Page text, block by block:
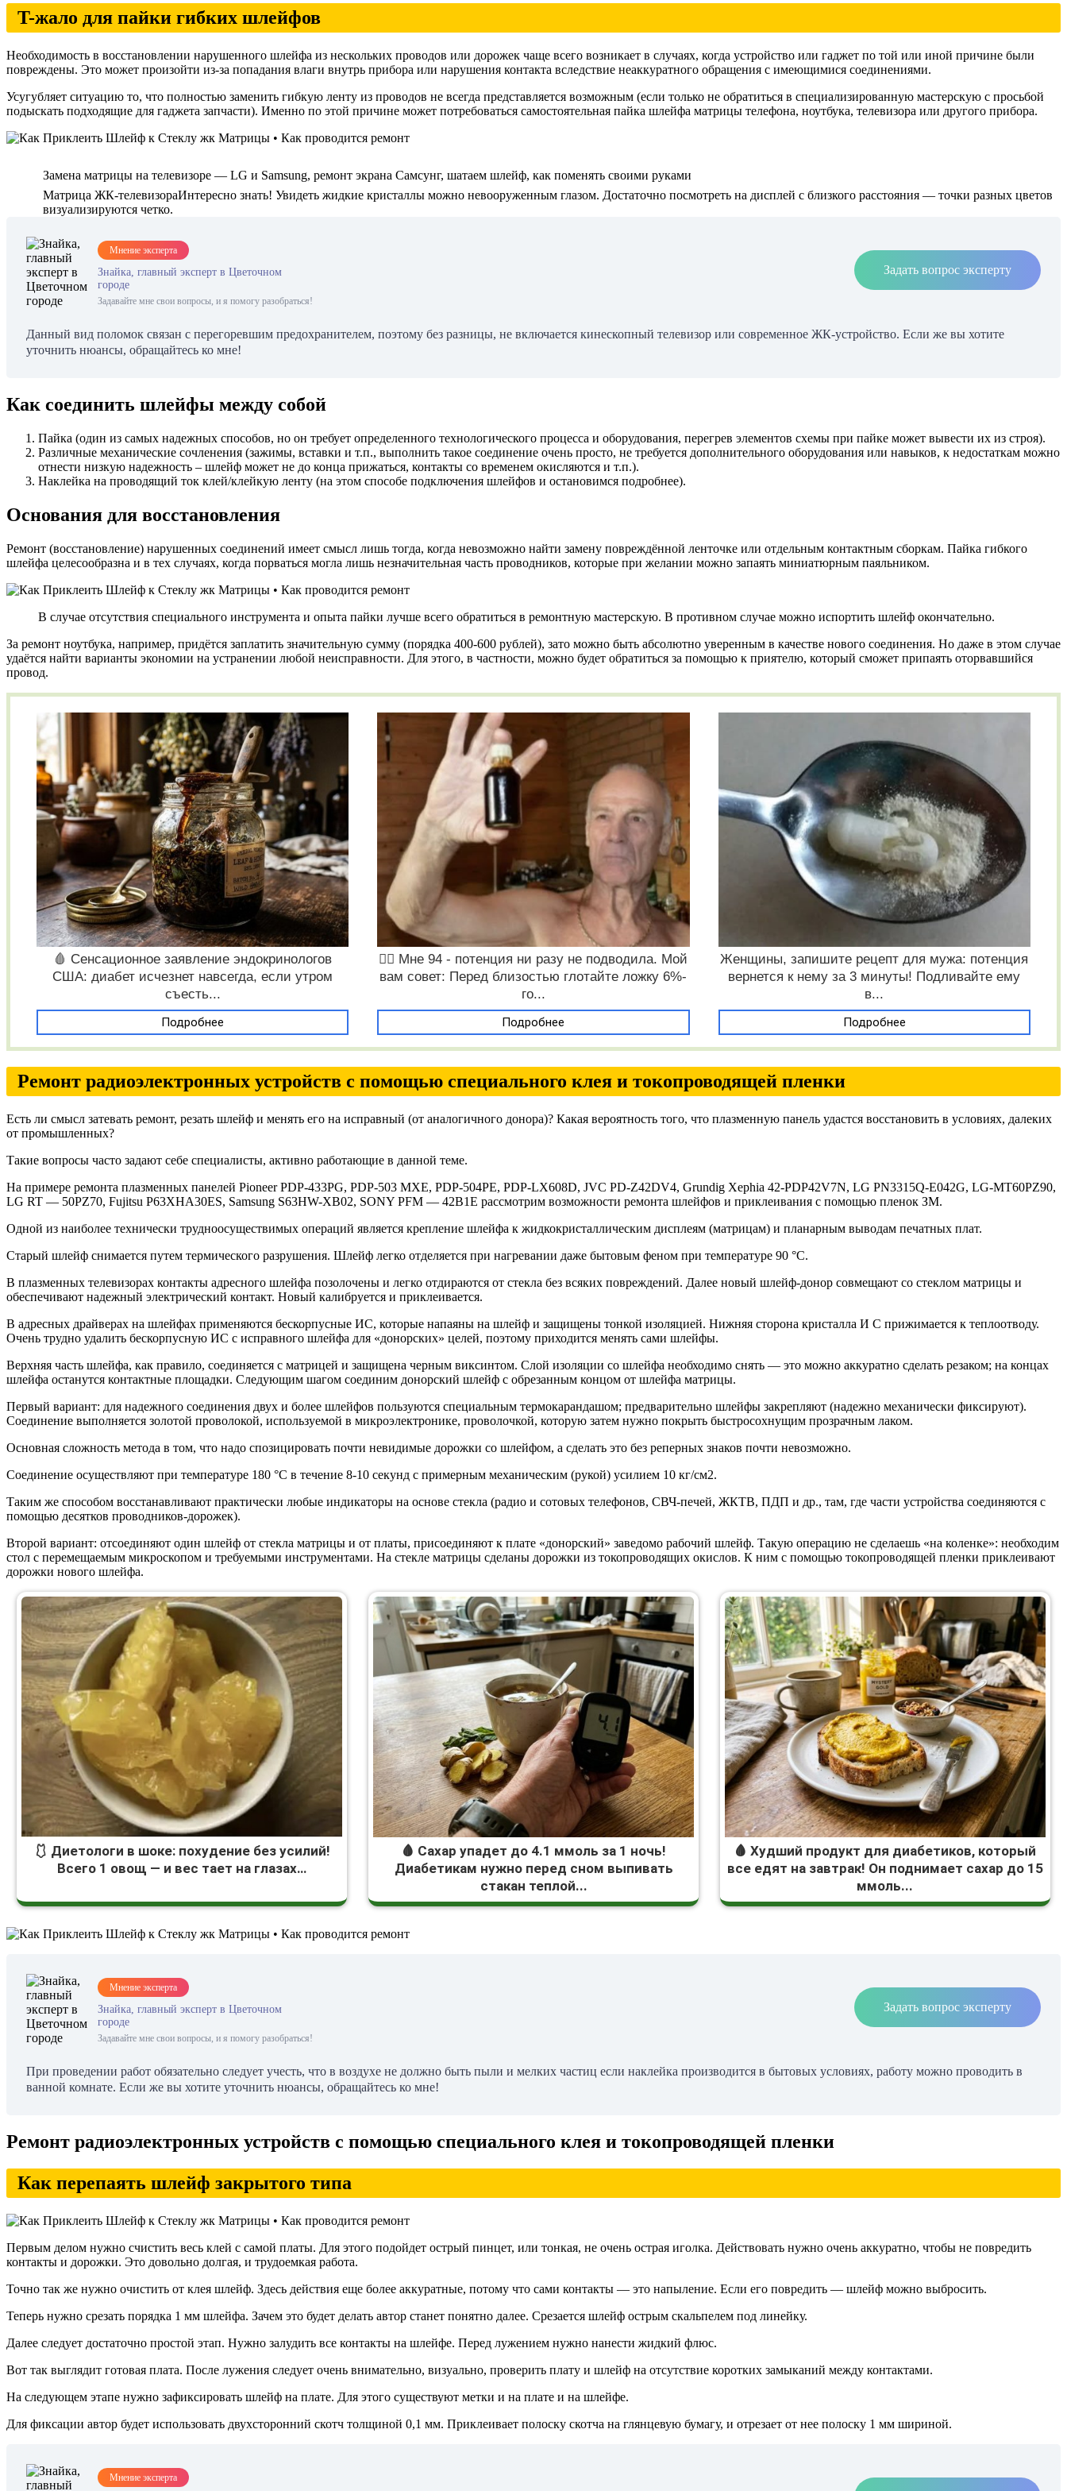
T-жало для пайки гибких шлейфов
Необходимость в восстановлении нарушенного шлейфа из нескольких проводов или дорожек чаще всего возникает в случаях, когда устройство или гаджет по той или иной причине были
повреждены. Это может произойти из-за попадания влаги внутрь прибора или нарушения контакта вследствие неаккуратного обращения с имеющимися соединениями.
Усугубляет ситуацию то, что полностью заменить гибкую ленту из проводов не всегда представляется возможным (если только не обратиться в специализированную мастерскую с просьбой
подыскать подходящие для гаджета запчасти). Именно по этой причине может потребоваться самостоятельная пайка шлейфа матрицы телефона, ноутбука, телевизора или другого прибора.
Замена матрицы на телевизоре — LG и Samsung, ремонт экрана Самсунг, шатаем шлейф, как поменять своими руками
Матрица ЖК-телевизораИнтересно знать! Увидеть жидкие кристаллы можно невооруженным глазом. Достаточно посмотреть на дисплей с близкого расстояния — точки разных цветов
визуализируются четко.
Мнение эксперта
Знайка, главный эксперт в Цветочном
городе
Задавайте мне свои вопросы, и я помогу разобраться!
Задать вопрос эксперту
Данный вид поломок связан с перегоревшим предохранителем, поэтому без разницы, не включается кинескопный телевизор или современное ЖК-устройство. Если же вы хотите
уточнить нюансы, обращайтесь ко мне!
Как соединить шлейфы между собой
Пайка (один из самых надежных способов, но он требует определенного технологического процесса и оборудования, перегрев элементов схемы при пайке может вывести их из строя).
Различные механические сочленения (зажимы, вставки и т.п., выполнить такое соединение очень просто, не требуется дополнительного оборудования или навыков, к недостаткам можно
отнести низкую надежность – шлейф может не до конца прижаться, контакты со временем окисляются и т.п.).
Наклейка на проводящий ток клей/клейкую ленту (на этом способе подключения шлейфов и остановимся подробнее).
Основания для восстановления
Ремонт (восстановление) нарушенных соединений имеет смысл лишь тогда, когда невозможно найти замену повреждённой ленточке или отдельным контактным сборкам. Пайка гибкого
шлейфа целесообразна и в тех случаях, когда порваться могла лишь незначительная часть проводников, которые при желании можно запаять миниатюрным паяльником.
В случае отсутствия специального инструмента и опыта пайки лучше всего обратиться в ремонтную мастерскую. В противном случае можно испортить шлейф окончательно.
За ремонт ноутбука, например, придётся заплатить значительную сумму (порядка 400-600 рублей), зато можно быть абсолютно уверенным в качестве нового соединения. Но даже в этом случае
удаётся найти варианты экономии на устранении любой неисправности. Для этого, в частности, можно будет обратиться за помощью к приятелю, который сможет припаять оторвавшийся
провод.
🩸 Сенсационное заявление эндокринологов
США: диабет исчезнет навсегда, если утром
съесть...
Подробнее
❤️‍🔥 Мне 94 - потенция ни разу не подводила. Мой
вам совет: Перед близостью глотайте ложку 6%-
го...
Подробнее
Женщины, запишите рецепт для мужа: потенция
вернется к нему за 3 минуты! Подливайте ему
в...
Подробнее
Ремонт радиоэлектронных устройств с помощью специального клея и токопроводящей пленки
Есть ли смысл затевать ремонт, резать шлейф и менять его на исправный (от аналогичного донора)? Какая вероятность того, что плазменную панель удастся восстановить в условиях, далеких
от промышленных?
Такие вопросы часто задают себе специалисты, активно работаю­щие в данной теме.
На примере ремонта плазменных панелей Pioneer PDP-433PG, PDP-503 МХЕ, PDP-504PE, PDP-LX608D, JVC PD-Z42DV4, Grundig Xephia 42-PDP42V7N, LG PN3315Q-E042G, LG-MT60PZ90,
LG RT — 50PZ70, Fujitsu P63XHA30ES, Samsung S63HW-XB02, SONY PFM — 42B1E рассмотрим возможности ремонта шлейфов и приклеивания с помощью пленок ЗМ.
Одной из наиболее технически трудноосуществимых операций яв­ляется крепление шлейфа к жидкокристаллическим дисплеям (мат­рицам) и планарным выводам печатных плат.
Старый шлейф снимается путем термического разрушения. Шлейф легко отделяется при нагревании даже бытовым феном при температуре 90 °С.
В плазменных телевизорах контакты адресного шлейфа позоло­чены и легко отдираются от стекла без всяких повреждений. Далее новый шлейф-донор совмещают со стеклом матрицы и
обеспечива­ют надежный электрический контакт. Новый калибруется и при­клеивается.
В адресных драйверах на шлейфах применяются бескорпусные ИС, которые напаяны на шлейф и защищены тонкой изоляцией. Нижняя сторона кристалла И С прижимается к теплоотводу.
Очень трудно удалить бескорпусную ИС с исправного шлейфа для «до­норских» целей, поэтому приходится менять сами шлейфы.
Верхняя часть шлейфа, как правило, соединяется с матрицей и за­щищена черным виксинтом. Слой изоляции со шлейфа необходимо снять — это можно аккуратно сделать резаком; на концах
шлейфа останутся контактные площадки. Следующим шагом соединим до­норский шлейф с обрезанным концом от шлейфа матрицы.
Первый вариант: для надежного соединения двух и более шлей­фов пользуются специальным термокарандашом; предварительно шлейфы закрепляют (надежно механически фиксируют).
Соедине­ние выполняется золотой проволокой, используемой в микроэлект­ронике, проволочкой, которую затем нужно покрыть быстросохну­щим прозрачным лаком.
Основная сложность метода в том, что надо спозицировать почти невидимые дорожки со шлейфом, а сделать это без реперных знаков почти невозможно.
Соединение осуществляют при температуре 180 °С в течение 8-10 секунд с примерным механическим (рукой) усилием 10 кг/см2.
Таким же способом восстанавливают практически любые инди­каторы на основе стекла (радио и сотовых телефонов, СВЧ-печей, ЖКТВ, ПДП и др., там, где части устройства соединяются с
по­мощью десятков проводников-дорожек).
Второй вариант: отсоединяют один шлейф от стекла матрицы и от платы, присоединяют к плате «донорский» заведомо рабочий шлейф. Такую операцию не сделаешь «на коленке»: необходим
стол с перемещаемым микроскопом и требуемыми инструментами. На стекле матрицы сделаны дорожки из токопроводящих окислов. К ним с помощью токопроводящей пленки приклеивают
дорожки нового шлейфа.
🩱 Диетологи в шоке: похудение без усилий!
Всего 1 овощ — и вес тает на глазах…
🩸 Сахар упадет до 4.1 ммоль за 1 ночь!
Диабетикам нужно перед сном выпивать
стакан теплой...
🩸 Худший продукт для диабетиков, который
все едят на завтрак! Он поднимает сахар до 15
ммоль...
Мнение эксперта
Знайка, главный эксперт в Цветочном
городе
Задавайте мне свои вопросы, и я помогу разобраться!
Задать вопрос эксперту
При проведении работ обязательно следует учесть, что в воздухе не должно быть пыли и мелких частиц если наклейка производится в бытовых условиях, работу можно проводить в
ванной комнате. Если же вы хотите уточнить нюансы, обращайтесь ко мне!
Ремонт радиоэлектронных устройств с помощью специального клея и токопроводящей пленки
Как перепаять шлейф закрытого типа
Первым делом нужно счистить весь клей с самой платы. Для этого подойдет острый пинцет, или тонкая, не очень острая иголка. Действовать нужно очень аккуратно, чтобы не повредить
контакты и дорожки. Это довольно долгая, и трудоемкая работа.
Точно так же нужно очистить от клея шлейф. Здесь действия еще более аккуратные, потому что сами контакты — это напыление. Если его повредить — шлейф можно выбросить.
Теперь нужно срезать порядка 1 мм шлейфа. Зачем это будет делать автор станет понятно далее. Срезается шлейф острым скальпелем под линейку.
Далее следует достаточно простой этап. Нужно залудить все контакты на шлейфе. Перед лужением нужно нанести жидкий флюс.
Вот так выглядит готовая плата. После лужения следует очень внимательно, визуально, проверить плату и шлейф на отсутствие коротких замыканий между контактами.
На следующем этапе нужно зафиксировать шлейф на плате. Для этого существуют метки и на плате и на шлейфе.
Для фиксации автор будет использовать двухсторонний скотч толщиной 0,1 мм. Приклеивает полоску скотча на глянцевую бумагу, и отрезает от нее полоску 1 мм шириной.
Мнение эксперта